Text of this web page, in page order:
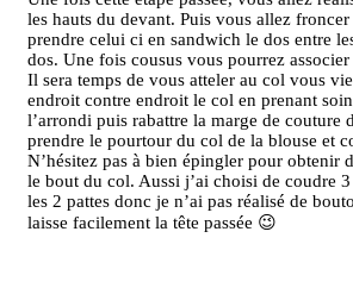
les hauts du devant. Puis vous allez
prendre celui ci en sandwich le dos entre
dos. Une fois cousus vous pourrez
Il sera temps de vous atteler au col vous
endroit contre endroit le col en prenant
l’arrondi puis rabattre la marge de couture
prendre le pourtour du col de la blouse et
N’hésitez pas à bien épingler pour obtenir
le bout du col. Aussi j’ai choisi de coudre
les 2 pattes donc je n’ai pas réalisé de
laisse facilement la tête passée 😉